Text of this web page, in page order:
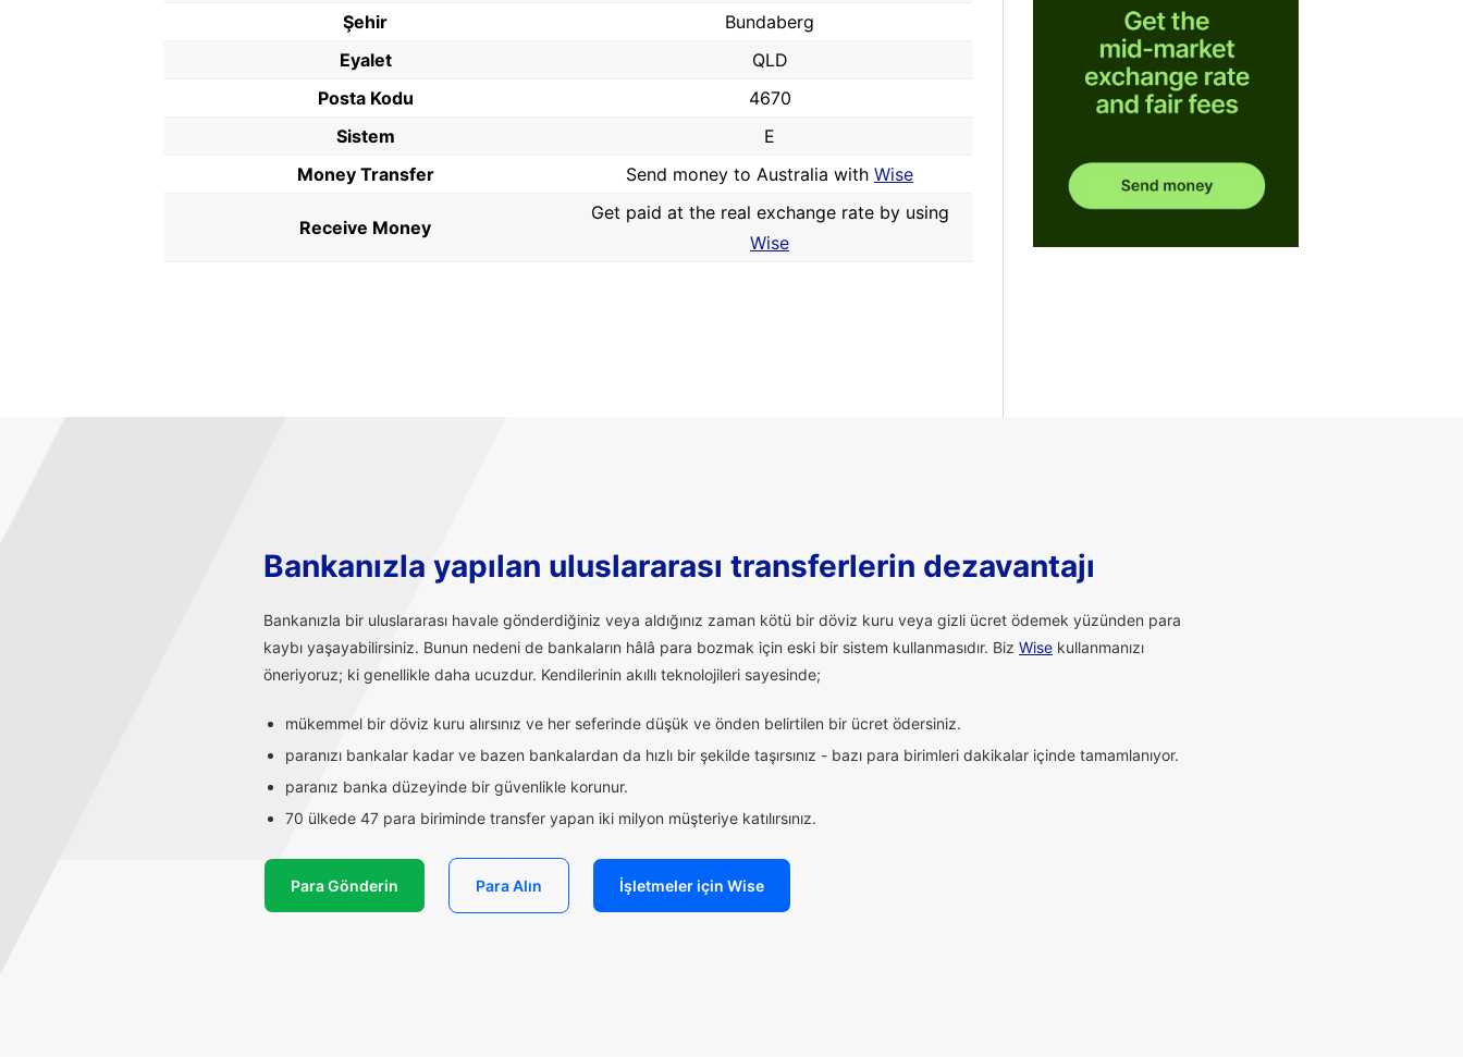
Şehir
Bundaberg
Eyalet
QLD
Posta Kodu
4670
Sistem
E
Money Transfer
Send money to Australia with Wise
Receive Money
Get paid at the real exchange rate by using
Wise
Bankanızla yapılan uluslararası transferlerin dezavantajı
Bankanızla bir uluslararası havale gönderdiğiniz veya aldığınız zaman kötü bir döviz kuru veya gizli ücret ödemek yüzünden para
kaybı yaşayabilirsiniz. Bunun nedeni de bankaların hâlâ para bozmak için eski bir sistem kullanmasıdır. Biz Wise kullanmanızı
öneriyoruz; ki genellikle daha ucuzdur. Kendilerinin akıllı teknolojileri sayesinde;
mükemmel bir döviz kuru alırsınız ve her seferinde düşük ve önden belirtilen bir ücret ödersiniz.
paranızı bankalar kadar ve bazen bankalardan da hızlı bir şekilde taşırsınız - bazı para birimleri dakikalar içinde tamamlanıyor.
paranız banka düzeyinde bir güvenlikle korunur.
70 ülkede 47 para biriminde transfer yapan iki milyon müşteriye katılırsınız.
Para Gönderin Para Alın İşletmeler için Wise